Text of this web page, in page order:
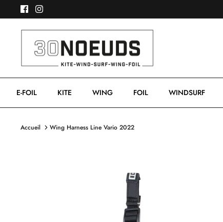
Passer
au
contenu
E-FOIL KITE WING FOIL WINDSURF
Accueil Wing Harness Line Vario 2022